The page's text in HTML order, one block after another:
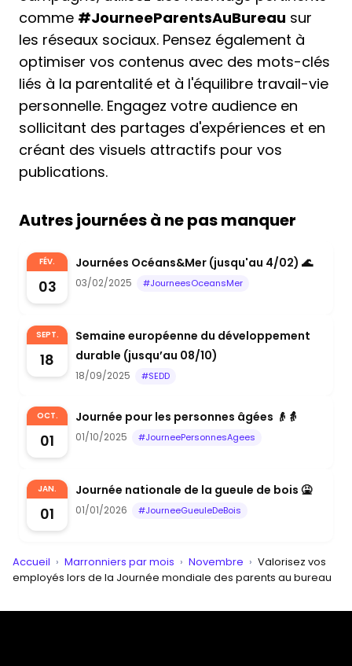
comme #JourneeParentsAuBureau sur
les réseaux sociaux. Pensez également à
optimiser vos contenus avec des mots-clés
liés à la parentalité et à l'équilibre travail-vie
personnelle. Engagez votre audience en
sollicitant des partages d'expériences et en
créant des visuels attractifs pour vos
publications.
Autres journées à ne pas manquer
FÉV.
03
Journées Océans&Mer (jusqu'au 4/02) 🌊
03/02/2025 #JourneesOceansMer
SEPT.
18
Semaine européenne du développement
durable (jusqu’au 08/10)
18/09/2025 #SEDD
OCT.
01
Journée pour les personnes âgées 👴👵
01/10/2025 #JourneePersonnesAgees
JAN.
01
Journée nationale de la gueule de bois 🤮
01/01/2026 #JourneeGueuleDeBois
Accueil › Marronniers par mois › Novembre › Valorisez vos
employés lors de la Journée mondiale des parents au bureau